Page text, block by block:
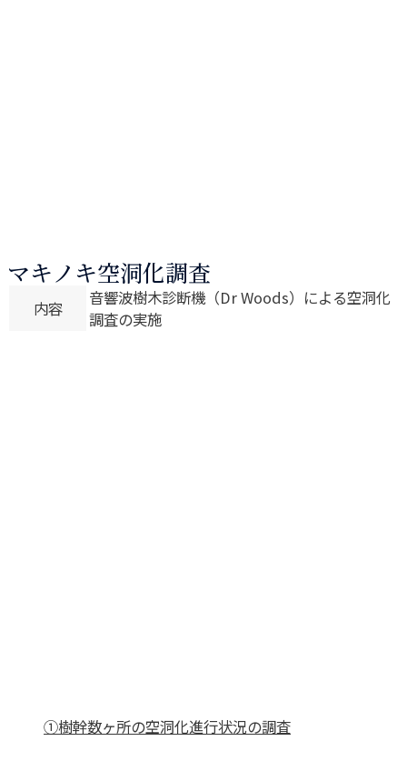
マキノキ空洞化調査
内容
音響波樹木診断機（Dr Woods）による空洞化
調査の実施
①樹幹数ヶ所の空洞化進行状況の調査